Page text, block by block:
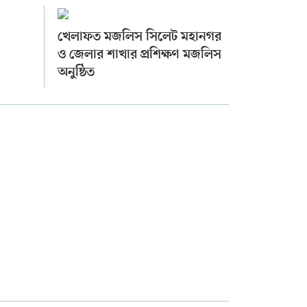
খেলাফত মজলিস সিলেট মহানগর
ও জেলার শাখার প্রশিক্ষণ মজলিস
অনুষ্ঠিত